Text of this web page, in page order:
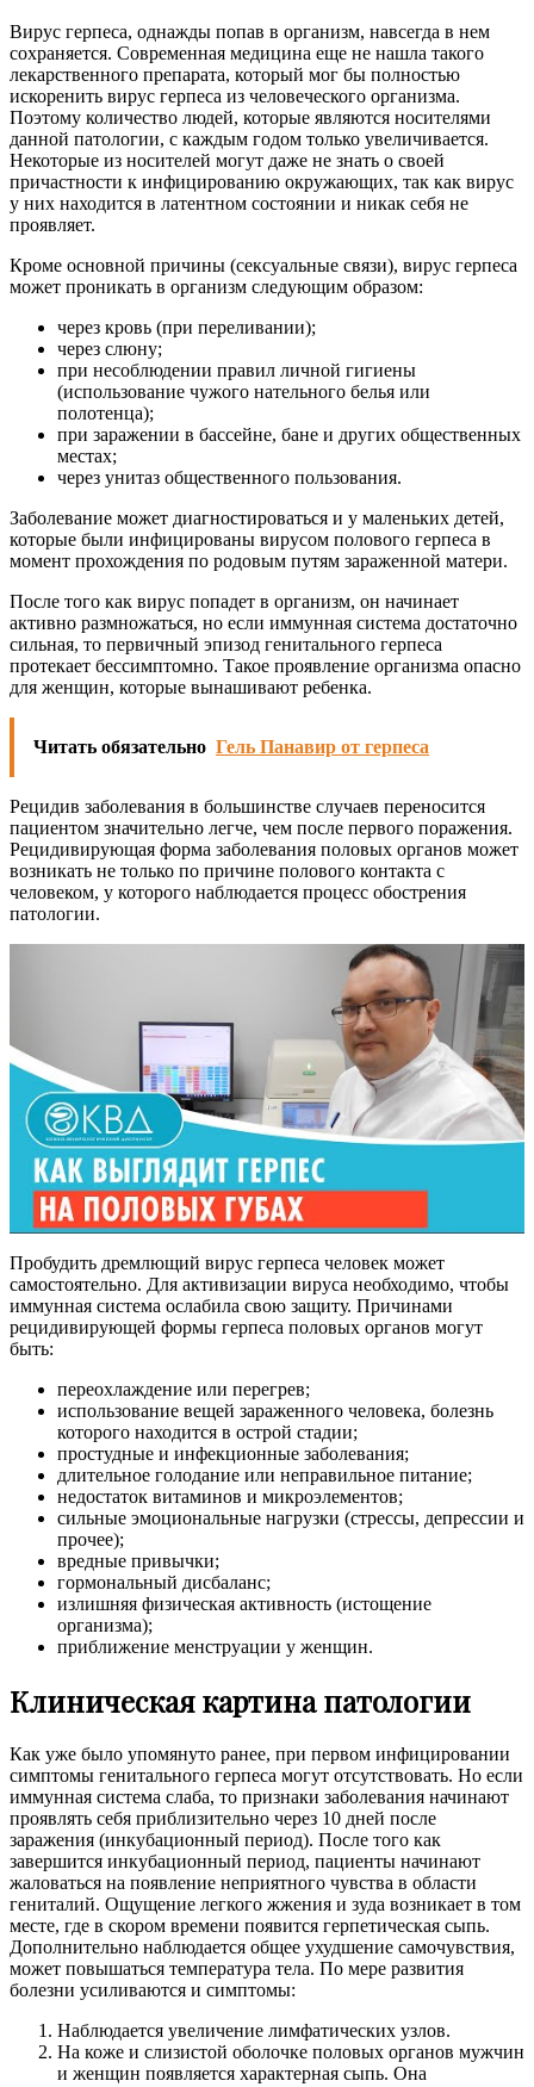
Вирус герпеса, однажды попав в организм, навсегда в нем
сохраняется. Современная медицина еще не нашла такого
лекарственного препарата, который мог бы полностью
искоренить вирус герпеса из человеческого организма.
Поэтому количество людей, которые являются носителями
данной патологии, с каждым годом только увеличивается.
Некоторые из носителей могут даже не знать о своей
причастности к инфицированию окружающих, так как вирус
у них находится в латентном состоянии и никак себя не
проявляет.
Кроме основной причины (сексуальные связи), вирус герпеса
может проникать в организм следующим образом:
через кровь (при переливании);
через слюну;
при несоблюдении правил личной гигиены
(использование чужого нательного белья или
полотенца);
при заражении в бассейне, бане и других общественных
местах;
через унитаз общественного пользования.
Заболевание может диагностироваться и у маленьких детей,
которые были инфицированы вирусом полового герпеса в
момент прохождения по родовым путям зараженной матери.
После того как вирус попадет в организм, он начинает
активно размножаться, но если иммунная система достаточно
сильная, то первичный эпизод генитального герпеса
протекает бессимптомно. Такое проявление организма опасно
для женщин, которые вынашивают ребенка.
Читать обязательно Гель Панавир от герпеса
Рецидив заболевания в большинстве случаев переносится
пациентом значительно легче, чем после первого поражения.
Рецидивирующая форма заболевания половых органов может
возникать не только по причине полового контакта с
человеком, у которого наблюдается процесс обострения
патологии.
Пробудить дремлющий вирус герпеса человек может
самостоятельно. Для активизации вируса необходимо, чтобы
иммунная система ослабила свою защиту. Причинами
рецидивирующей формы герпеса половых органов могут
быть:
переохлаждение или перегрев;
использование вещей зараженного человека, болезнь
которого находится в острой стадии;
простудные и инфекционные заболевания;
длительное голодание или неправильное питание;
недостаток витаминов и микроэлементов;
сильные эмоциональные нагрузки (стрессы, депрессии и
прочее);
вредные привычки;
гормональный дисбаланс;
излишняя физическая активность (истощение
организма);
приближение менструации у женщин.
Клиническая картина патологии
Как уже было упомянуто ранее, при первом инфицировании
симптомы генитального герпеса могут отсутствовать. Но если
иммунная система слаба, то признаки заболевания начинают
проявлять себя приблизительно через 10 дней после
заражения (инкубационный период). После того как
завершится инкубационный период, пациенты начинают
жаловаться на появление неприятного чувства в области
гениталий. Ощущение легкого жжения и зуда возникает в том
месте, где в скором времени появится герпетическая сыпь.
Дополнительно наблюдается общее ухудшение самочувствия,
может повышаться температура тела. По мере развития
болезни усиливаются и симптомы:
Наблюдается увеличение лимфатических узлов.
На коже и слизистой оболочке половых органов мужчин
и женщин появляется характерная сыпь. Она